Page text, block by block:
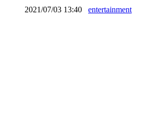
2021/07/03 13:40 entertainment